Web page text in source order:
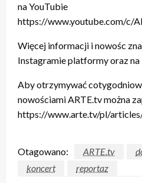
na YouTubie
https://www.youtube.com/c/
Więcej informacji i nowośc
Instagramie platformy oraz na
Aby otrzymywać
nowościami ARTE.tv można
https://www.arte.tv/pl/
Otagowano: ARTE.tv
koncert
reportaz